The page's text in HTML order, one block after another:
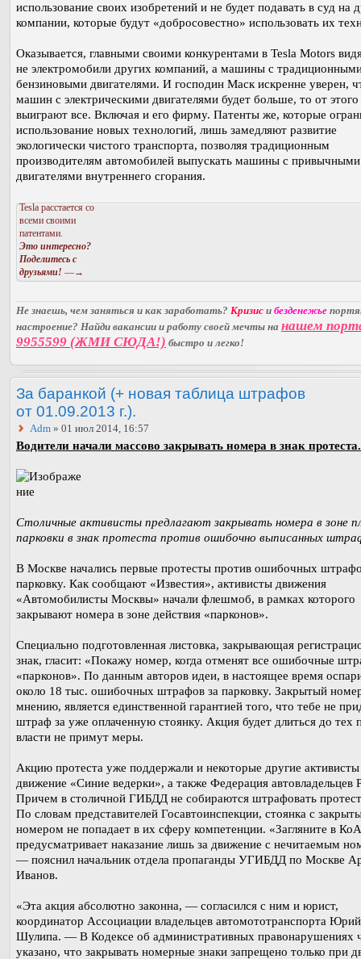
использование своих изобретений и не будет подавать в суд на
компании, которые будут «добросовестно» использовать их
Оказывается, главными своими конкурентами в Tesla Motors
не электромобили других компаний, а машины с
бензиновыми двигателями. И господин Маск искренне уверен,
машин с электрическими двигателями будет больше, то от этого
выиграют все. Включая и его фирму. Патенты же, которые
использование новых технологий, лишь замедляют развитие
экологически чистого транспорта, позволяя традиционным
производителям автомобилей выпускать машины с привычными
двигателями внутреннего сгорания.
Tesla расстается со
всеми своими
патентами.
Это интересно?
Поделитесь с
друзьями! —→
Не знаешь, чем заняться и как заработать? Кризис и безденежье
настроение? Найди вакансии и работу своей мечты на нашем
9955599 (ЖМИ СЮДА!) быстро и легко!
За баранкой (+ новая таблица штрафов
от 01.09.2013 г.).
Adm » 01 июл 2014, 16:57
Водители начали массово закрывать номера в знак протеста.
Столичные активисты предлагают закрывать номера в зоне
парковки в знак протеста против ошибочно выписанных
В Москве начались первые протесты против ошибочных
парковку. Как сообщают «Известия», активисты движения
«Автомобилисты Москвы» начали флешмоб, в рамках которого
закрывают номера в зоне действия «парконов».
Специально подготовленная листовка, закрывающая
знак, гласит: «Покажу номер, когда отменят все ошибочные
«парконов». По данным авторов идеи, в настоящее время
около 18 тыс. ошибочных штрафов за парковку. Закрытый
мнению, является единственной гарантией того, что тебе не
штраф за уже оплаченную стоянку. Акция будет длиться до тех
власти не примут меры.
Акцию протеста уже поддержали и некоторые другие
движение «Синие ведерки», а также Федерация автовладельцев
Причем в столичной ГИБДД не собираются штрафовать
По словам представителей Госавтоинспекции, стоянка с
номером не попадает в их сферу компетенции. «Загляните в
предусматривает наказание лишь за движение с нечитаемым
— пояснил начальник отдела пропаганды УГИБДД по Москве
Иванов.
«Эта акция абсолютно законна, — согласился с ним и юрист,
координатор Ассоциации владельцев автомототранспорта Юрий
Шулипа. — В Кодексе об административных правонарушениях
указано, что закрывать номерные знаки запрещено только при